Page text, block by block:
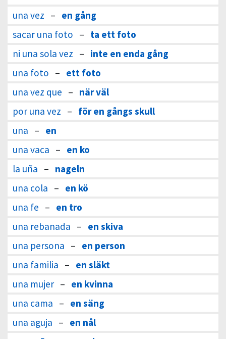
una vez – en gång
sacar una foto – ta ett foto
ni una sola vez – inte en enda gång
una foto – ett foto
una vez que – när väl
por una vez – för en gångs skull
una – en
una vaca – en ko
la uña – nageln
una cola – en kö
una fe – en tro
una rebanada – en skiva
una persona – en person
una familia – en släkt
una mujer – en kvinna
una cama – en säng
una aguja – en nål